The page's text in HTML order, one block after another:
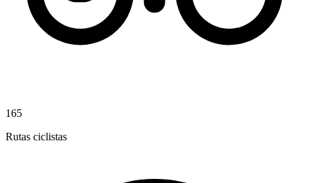
165
Rutas ciclistas